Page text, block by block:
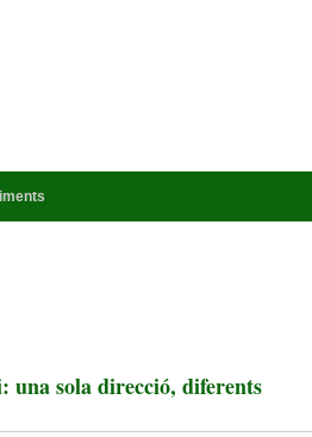
una sola direcció, diferents